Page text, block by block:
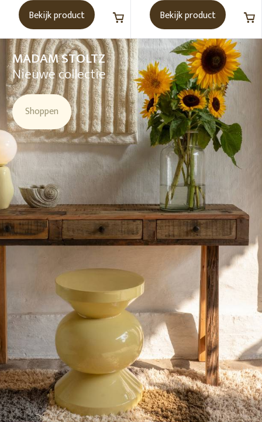
Bekijk product Bekijk product
MADAM STOLTZ
Nieuwe collectie
Shoppen